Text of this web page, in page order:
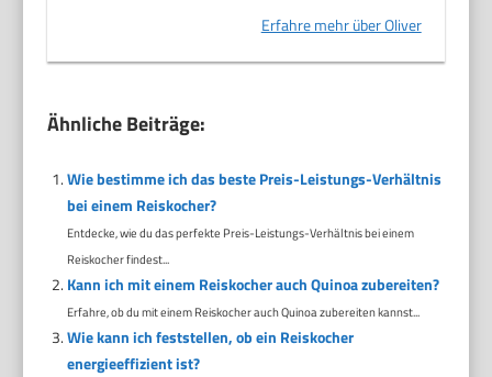
Erfahre mehr über Oliver
Ähnliche Beiträge:
Wie bestimme ich das beste Preis-Leistungs-Verhältnis
bei einem Reiskocher?
Entdecke, wie du das perfekte Preis-Leistungs-Verhältnis bei einem
Reiskocher findest...
Kann ich mit einem Reiskocher auch Quinoa zubereiten?
Erfahre, ob du mit einem Reiskocher auch Quinoa zubereiten kannst...
Wie kann ich feststellen, ob ein Reiskocher
energieeffizient ist?